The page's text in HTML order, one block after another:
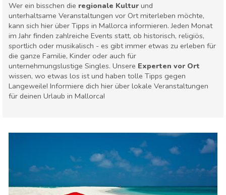
Wer ein bisschen die regionale Kultur und
unterhaltsame Veranstaltungen vor Ort miterleben möchte,
kann sich hier über Tipps in Mallorca informieren. Jeden Monat
im Jahr finden zahlreiche Events statt, ob historisch, religiös,
sportlich oder musikalisch - es gibt immer etwas zu erleben für
die ganze Familie, Kinder oder auch für
unternehmungslustige Singles. Unsere Experten vor Ort
wissen, wo etwas los ist und haben tolle Tipps gegen
Langeweile! Informiere dich hier über lokale Veranstaltungen
für deinen Urlaub in Mallorca!
Familienspaß
Lokale Veranstaltungen
Museen & Kunst
Natur & Freizeit
Shoppen
Sport & Abenteuer
Strände
Unterkunft